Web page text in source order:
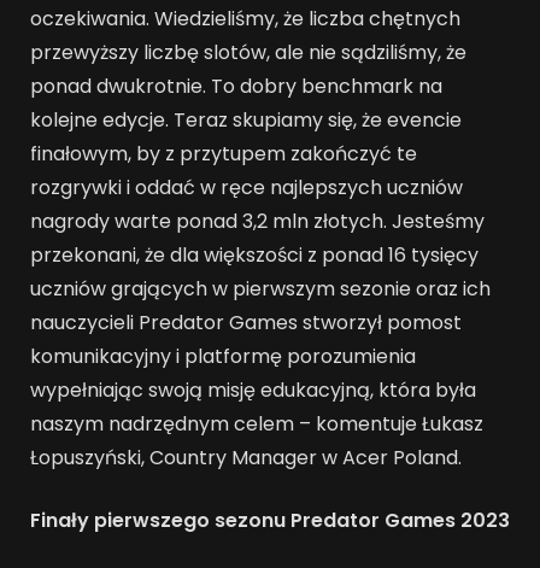
oczekiwania. Wiedzieliśmy, że liczba chętnych
przewyższy liczbę slotów, ale nie sądziliśmy, że
ponad dwukrotnie. To dobry benchmark na
kolejne edycje. Teraz skupiamy się, że evencie
finałowym, by z przytupem zakończyć te
rozgrywki i oddać w ręce najlepszych uczniów
nagrody warte ponad 3,2 mln złotych. Jesteśmy
przekonani, że dla większości z ponad 16 tysięcy
uczniów grających w pierwszym sezonie oraz ich
nauczycieli Predator Games stworzył pomost
komunikacyjny i platformę porozumienia
wypełniając swoją misję edukacyjną, która była
naszym nadrzędnym celem – komentuje Łukasz
Łopuszyński, Country Manager w Acer Poland.
Finały pierwszego sezonu Predator Games 2023